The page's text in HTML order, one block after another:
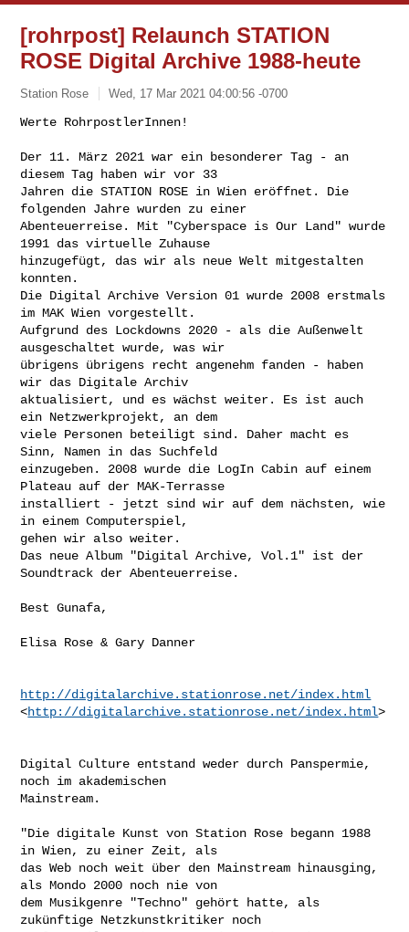
[rohrpost] Relaunch STATION
ROSE Digital Archive 1988-heute
Station Rose Wed, 17 Mar 2021 04:00:56 -0700
Werte RohrpostlerInnen!
Der 11. März 2021 war ein besonderer Tag - an
diesem Tag haben wir vor 33
Jahren die STATION ROSE in Wien eröffnet. Die
folgenden Jahre wurden zu einer
Abenteuerreise. Mit "Cyberspace is Our Land" wurde
1991 das virtuelle Zuhause
hinzugefügt, das wir als neue Welt mitgestalten
konnten.
Die Digital Archive Version 01 wurde 2008 erstmals
im MAK Wien vorgestellt.
Aufgrund des Lockdowns 2020 - als die Außenwelt
ausgeschaltet wurde, was wir
übrigens übrigens recht angenehm fanden - haben
wir das Digitale Archiv
aktualisiert, und es wächst weiter. Es ist auch
ein Netzwerkprojekt, an dem
viele Personen beteiligt sind. Daher macht es
Sinn, Namen in das Suchfeld
einzugeben. 2008 wurde die LogIn Cabin auf einem
Plateau auf der MAK-Terrasse
installiert - jetzt sind wir auf dem nächsten, wie
in einem Computerspiel,
gehen wir also weiter.
Das neue Album "Digital Archive, Vol.1" ist der
Soundtrack der Abenteuerreise.
Best Gunafa,
Elisa Rose & Gary Danner
http://digitalarchive.stationrose.net/index.html
<http://digitalarchive.stationrose.net/index.html>
Digital Culture entstand weder durch Panspermie,
noch im akademischen
Mainstream.
"Die digitale Kunst von Station Rose begann 1988
in Wien, zu einer Zeit, als
das Web noch weit über den Mainstream hinausging,
als Mondo 2000 noch nie von
dem Musikgenre "Techno" gehört hatte, als
zukünftige Netzkunstkritiker noch